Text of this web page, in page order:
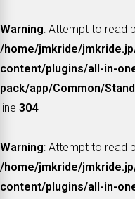
Warning: Attempt to read
/home/jmkride/
content/plugins/all-in-
pack/app/Common/
line 304
Warning: Attempt to read
/home/jmkride/
content/plugins/all-in-